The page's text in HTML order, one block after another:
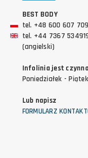
BEST BODY
tel. +48 600 607
tel. +44 7367
(angielski)
Infolinia jest
Poniedziałek - Piątek
Lub napisz
FORMULARZ